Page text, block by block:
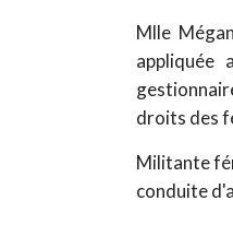
Mlle
appliquée
droits des
Militante
conduite